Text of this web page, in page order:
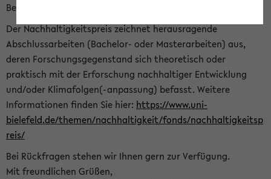
Bewerbungsfrist endet am 30.09.2026.
Der Nachhaltigkeitspreis zeichnet herausragende
Abschlussarbeiten (Bachelor- oder Masterarbeiten) aus,
deren Forschungsgegenstand sich theoretisch oder
praktisch mit der Erforschung nachhaltiger Entwicklung
und/oder Klimafolgen(-anpassung) befasst. Weitere
Informationen finden Sie hier: https://www.uni-
bielefeld.de/themen/nachhaltigkeit/fonds/nachhaltigkeitsp
reis/
Bei Rückfragen stehen wir Ihnen gern zur Verfügung.
Mit freundlichen Grüßen,